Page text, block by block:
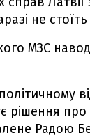
не
МЗС
рішення
Радою